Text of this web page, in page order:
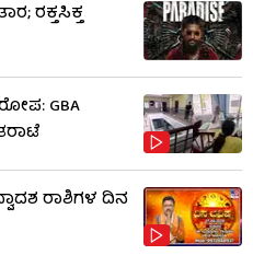
ರಕ್ತಸಿಕ್ತ
GBA
ರಾಶಿಗಳ ದಿನ